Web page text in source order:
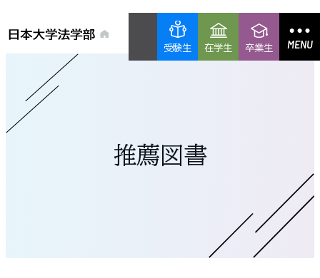
受験生 在学生 卒業生 MENU
推薦図書